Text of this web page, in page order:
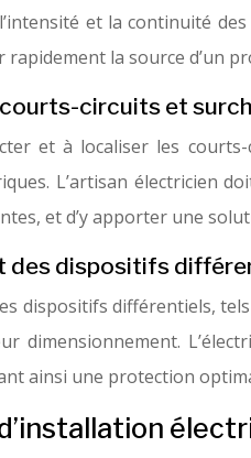
et la continuité
la source d’un
circuits et
et à localiser les
L’artisan électricien
et d’y apporter une
des dispositifs
dispositifs différentiels,
dimensionnement.
ainsi une protection